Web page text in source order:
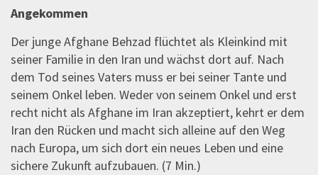
Angekommen
Der junge Afghane Behzad flüchtet als Kleinkind mit
seiner Familie in den Iran und wächst dort auf. Nach
dem Tod seines Vaters muss er bei seiner Tante und
seinem Onkel leben. Weder von seinem Onkel und erst
recht nicht als Afghane im Iran akzeptiert, kehrt er dem
Iran den Rücken und macht sich alleine auf den Weg
nach Europa, um sich dort ein neues Leben und eine
sichere Zukunft aufzubauen. (7 Min.)